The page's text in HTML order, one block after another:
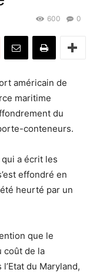
0
600
américain de
maritime
du
conteneurs.
a écrit les
effondré en
heurté par un
que le
coût de la
du Maryland,